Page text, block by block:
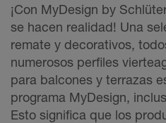
¡Con MyDesign by
se hacen realidad! Una
remate y decorativos,
numerosos perfiles
para balcones y terrazas
programa MyDesign,
Esto significa que los